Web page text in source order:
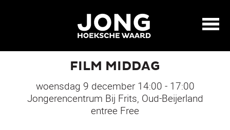
FILM MIDDAG
woensdag 9 december 14:00 - 17:00
Jongerencentrum Bij Frits, Oud-Beijerland
entree Free